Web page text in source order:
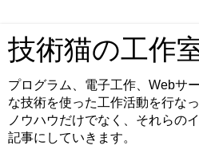
技術猫の工作
プログラム、電子工作、Webサ
な技術を使った工作活動を行な
ノウハウだけでなく、それらの
記事にしていきます。